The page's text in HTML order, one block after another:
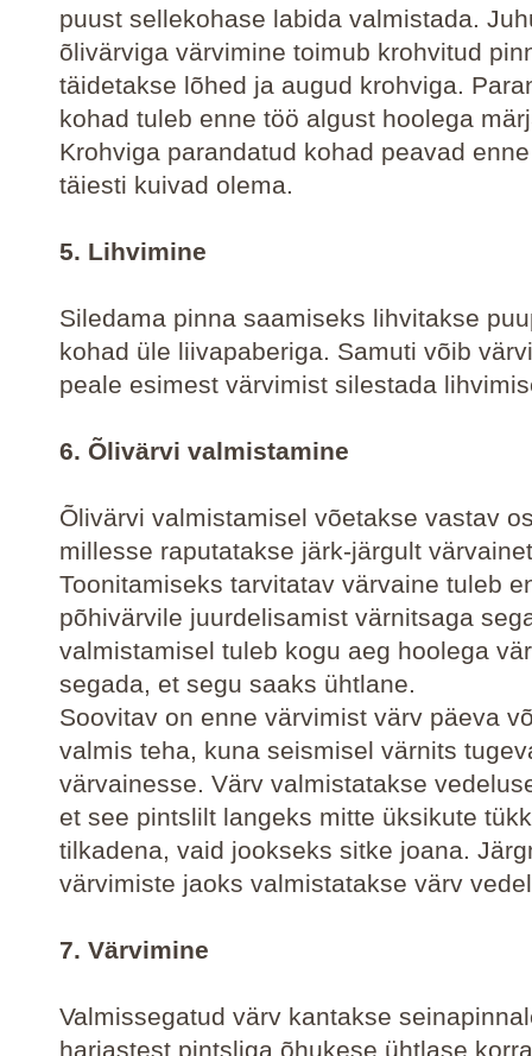
puust sellekohase labida valmistada.
õlivärviga värvimine toimub krohvitud
täidetakse lõhed ja augud krohviga.
kohad tuleb enne töö algust hoolega
Krohviga parandatud kohad peavad
täiesti kuivad olema.
5. Lihvimine
Siledama pinna saamiseks lihvitakse
kohad üle liivapaberiga. Samuti võib
peale esimest värvimist silestada
6. Õlivärvi valmistamine
Õlivärvi valmistamisel võetakse vastav
millesse raputatakse järk-järgult
Toonitamiseks tarvitatav värvaine tuleb
põhivärvile juurdelisamist värnitsaga
valmistamisel tuleb kogu aeg hoolega
segada, et segu saaks ühtlane.
Soovitav on enne värvimist värv päeva
valmis teha, kuna seismisel värnits
värvainesse. Värv valmistatakse
et see pintslilt langeks mitte üksikute
tilkadena, vaid jookseks sitke joana.
värvimiste jaoks valmistatakse värv
7. Värvimine
Valmissegatud värv kantakse
harjastest pintsliga õhukese ühtlase